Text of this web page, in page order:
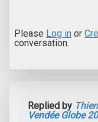
Please Log in or
conversation.
Replied by
Vendée Globe